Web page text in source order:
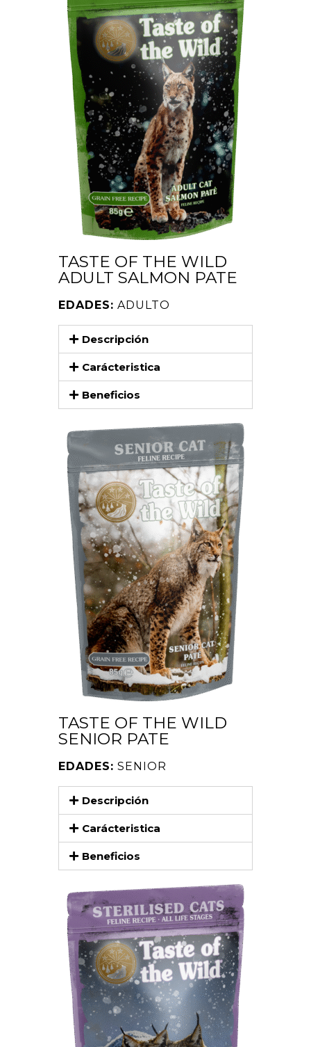
TASTE OF THE WILD
ADULT SALMON PATE
EDADES: ADULTO
Descripción
Carácteristica
Beneficios
TASTE OF THE WILD
SENIOR PATE
EDADES: SENIOR
Descripción
Carácteristica
Beneficios